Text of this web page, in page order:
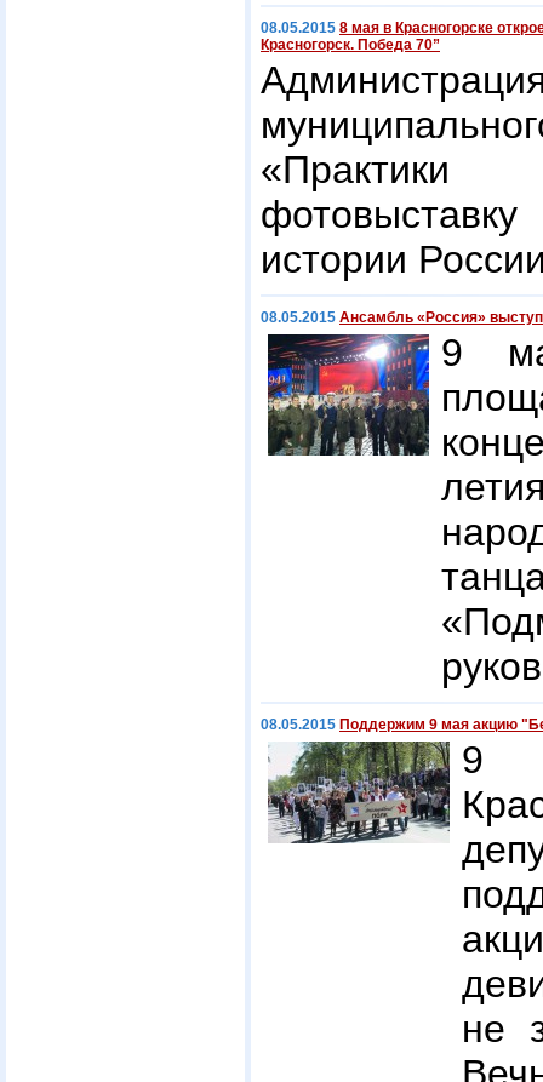
08.05.2015 8 мая в Красногорске
Красногорск. Победа 70”
истории
08.05.2015 Ансамбль «Россия»
9
08.05.2015 Поддержим 9 мая акцию
9
не